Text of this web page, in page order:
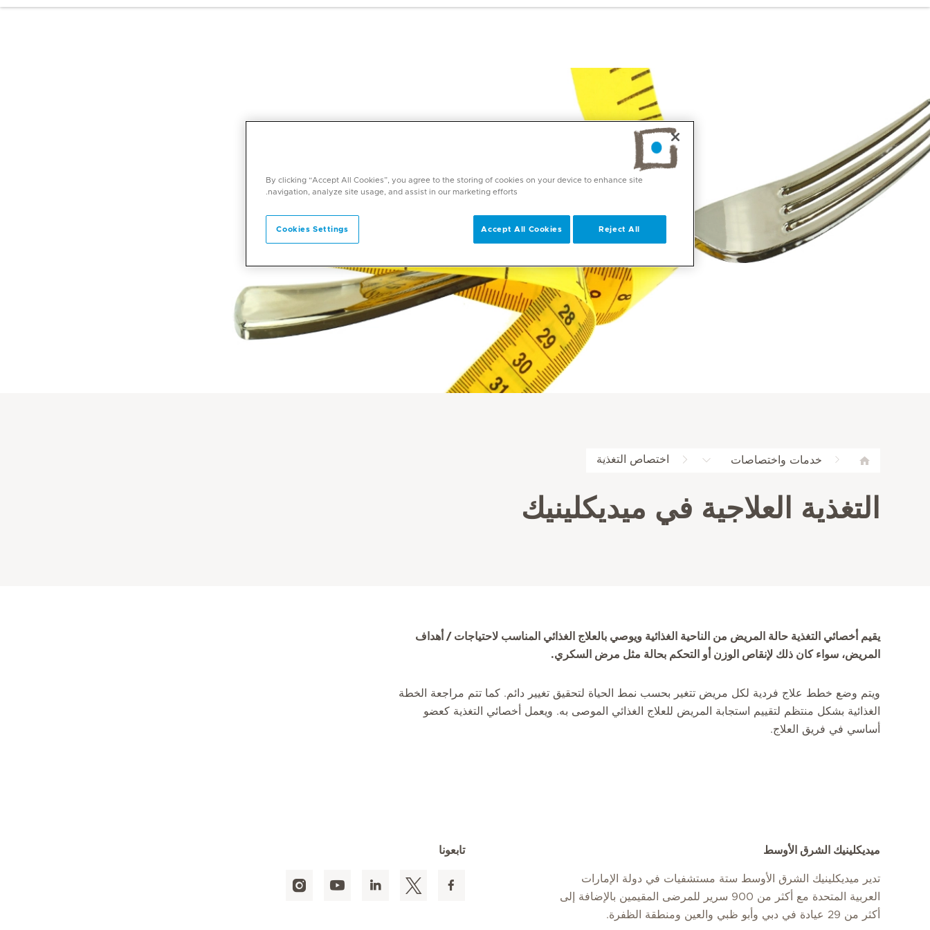
خدمات واختصاصات اختصاص التغذية
التغذية العلاجية في ميديكلينيك
يقيم أخصائي التغذية حالة المريض من الناحية الغذائية ويوصي بالعلاج الغذائي المناسب لاحتياجات / أهداف
المريض، سواء كان ذلك لإنقاص الوزن أو التحكم بحالة مثل مرض السكري.
ويتم وضع خطط علاج فردية لكل مريض تتغير بحسب نمط الحياة لتحقيق تغيير دائم. كما تتم مراجعة الخطة
الغذائية بشكل منتظم لتقييم استجابة المريض للعلاج الغذائي الموصى به. ويعمل أخصائي التغذية كعضو
أساسي في فريق العلاج.
ميديكلينيك الشرق الأوسط
تدير ميديكلينيك الشرق الأوسط ستة مستشفيات في دولة الإمارات
العربية المتحدة مع أكثر من 900 سرير للمرضى المقيمين بالإضافة إلى
أكثر من 29 عيادة في دبي وأبو ظبي والعين ومنطقة الظفرة.
تابعونا
By clicking “Accept All Cookies”, you agree to the storing of cookies on your device to enhance site
navigation, analyze site usage, and assist in our marketing efforts.
Cookies Settings Reject All
Accept All Cookies